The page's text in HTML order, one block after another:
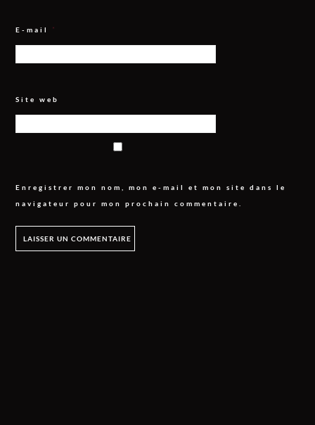
E-mail *
Site web
Enregistrer mon nom, mon e-mail et mon site dans le
navigateur pour mon prochain commentaire.